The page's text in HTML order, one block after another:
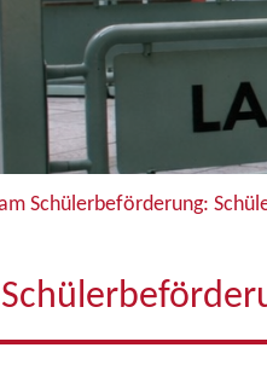
Schülerbeförderung: